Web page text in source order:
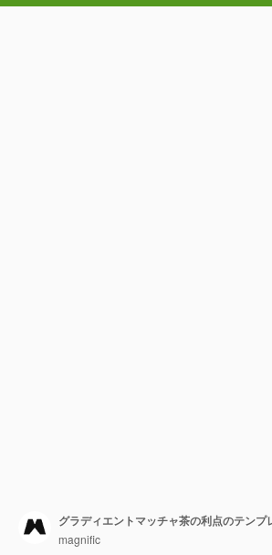
グラディエントマッチャ茶の利点のテンプ
magnific